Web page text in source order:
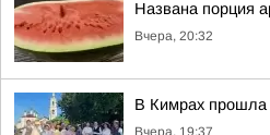
Названа порция
Вчера, 20:32
В Кимрах прошла
Вчера, 19:37